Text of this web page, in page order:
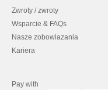
Zwroty / zwroty
Wsparcie & FAQs
Nasze zobowiazania
Kariera
Pay with